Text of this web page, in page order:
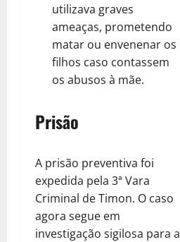
utilizava graves
ameaças, prometendo
matar ou envenenar os
filhos caso contassem
os abusos à mãe.
Prisão
A prisão preventiva foi
expedida pela 3ª Vara
Criminal de Timon. O caso
agora segue em
investigação sigilosa para a